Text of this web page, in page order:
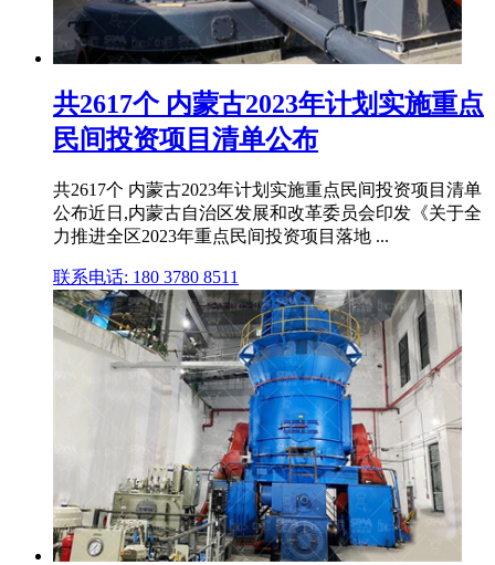
共2617个 内蒙古2023年计划实施重点
民间投资项目清单公布
共2617个 内蒙古2023年计划实施重点民间投资项目清单
公布近日,内蒙古自治区发展和改革委员会印发《关于全
力推进全区2023年重点民间投资项目落地 ...
联系电话: 180 3780 8511